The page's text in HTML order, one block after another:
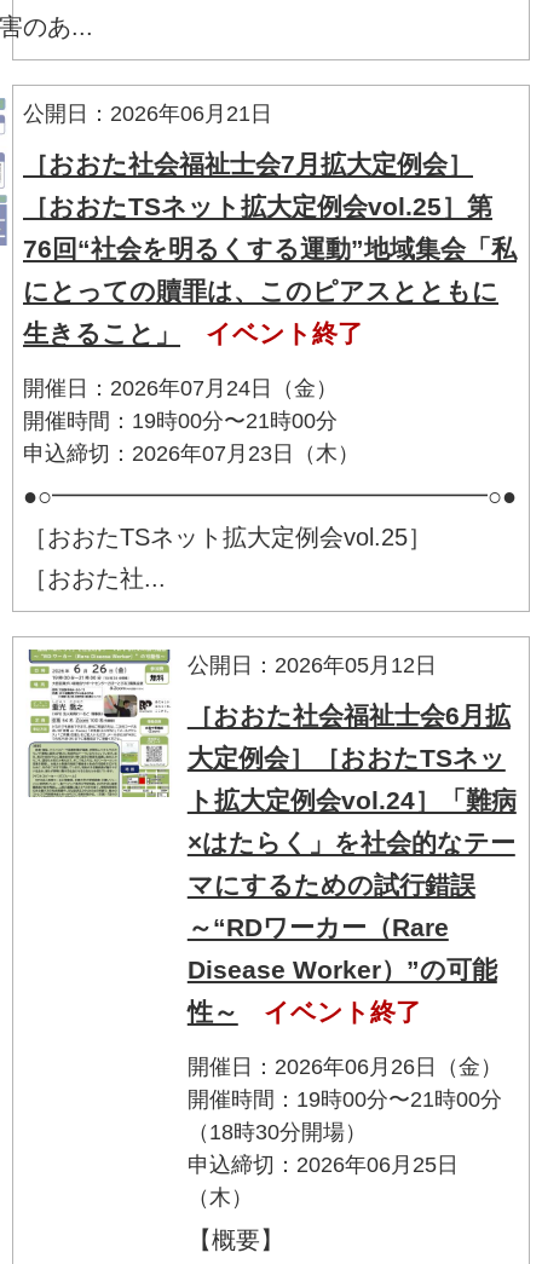
のあ...
公開日：2026年06月21日
［おおた社会福祉士会7月拡大定例会］
［おおたTSネット拡大定例会vol.25］第
76回“社会を明るくする運動”地域集会「私
にとっての贖罪は、このピアスとともに
生きること」
イベント終了
開催日：2026年07月24日（金）
開催時間：19時00分〜21時00分
申込締切：2026年07月23日（木）
●○━━━━━━━━━━━━━━━━━━○●
［おおたTSネット拡大定例会vol.25］
［おおた社...
公開日：2026年05月12日
［おおた社会福祉士会6月拡
大定例会］［おおたTSネッ
ト拡大定例会vol.24］「難病
×はたらく」を社会的なテー
マにするための試行錯誤
～“RDワーカー（Rare
Disease Worker）”の可能
性～
イベント終了
開催日：2026年06月26日（金）
開催時間：19時00分〜21時00分
（18時30分開場）
申込締切：2026年06月25日
（木）
【概要】